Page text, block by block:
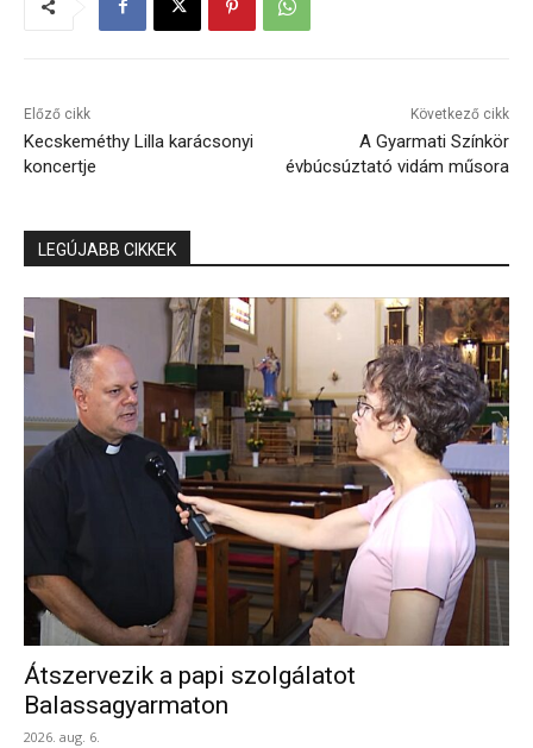
Előző cikk
Kecskeméthy Lilla karácsonyi
koncertje
Következő cikk
A Gyarmati Színkör
évbúcsúztató vidám műsora
LEGÚJABB CIKKEK
Átszervezik a papi szolgálatot
Balassagyarmaton
2026. aug. 6.